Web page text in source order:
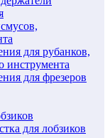
для рубанков,
инструмента
для фрезеров
для лобзиков